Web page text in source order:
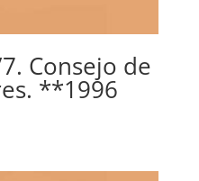
Consejo de
**1996